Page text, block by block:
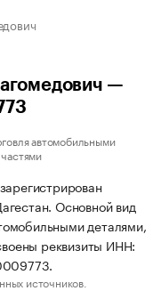
—
автомобильными
Основной вид
деталями,
реквизиты ИНН:
источников.